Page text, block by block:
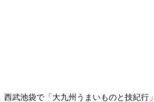
西武池袋で「大九州うまいものと技紀行